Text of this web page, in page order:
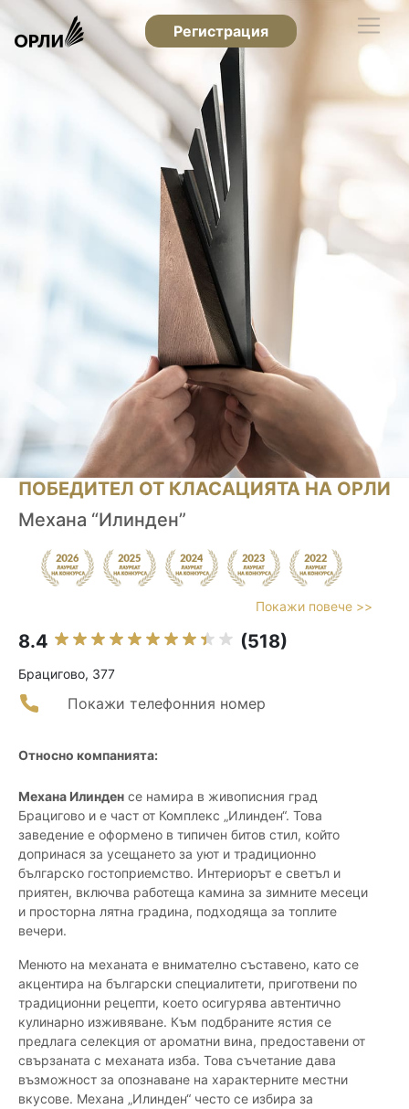
Регистрация
ПОБЕДИТЕЛ ОТ КЛАСАЦИЯТА НА ОРЛИ
Механа “Илинден”
Покажи повече >>
8.4 (518)
Брацигово, 377
Покажи телефонния номер
Относно компанията:
Механа Илинден се намира в живописния град
Брацигово и е част от Комплекс „Илинден“. Това
заведение е оформено в типичен битов стил, който
допринася за усещането за уют и традиционно
българско гостоприемство. Интериорът е светъл и
приятен, включва работеща камина за зимните месеци
и просторна лятна градина, подходяща за топлите
вечери.
Менюто на механата е внимателно съставено, като се
акцентира на български специалитети, приготвени по
традиционни рецепти, което осигурява автентично
кулинарно изживяване. Към подбраните ястия се
предлага селекция от ароматни вина, предоставени от
свързаната с механата изба. Това съчетание дава
възможност за опознаване на характерните местни
вкусове. Механа „Илинден“ често се избира за